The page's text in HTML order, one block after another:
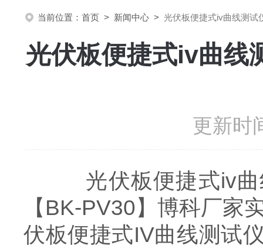
当前位置： 首页 > 新闻中心 > 光伏板便捷式iv曲线测试
光伏板便捷式iv曲线
更新时
光伏板便捷式iv曲
【BK-PV30】博科厂家
伏板便捷式IV曲线测试